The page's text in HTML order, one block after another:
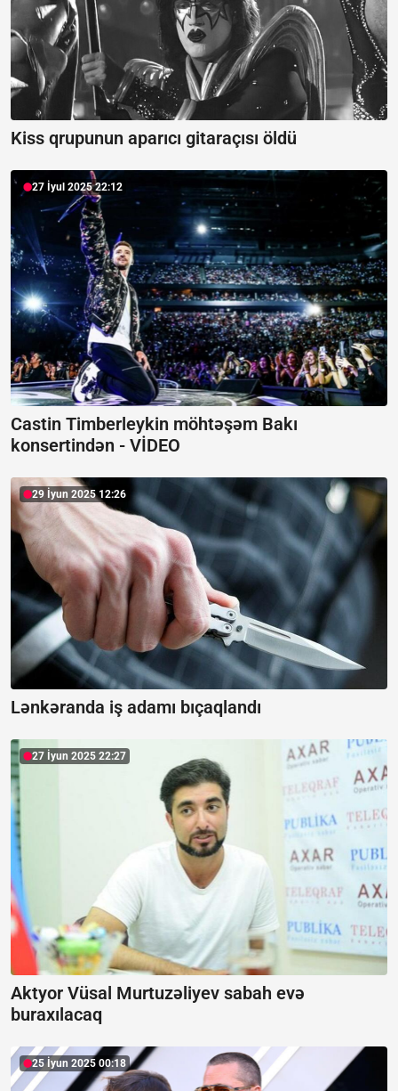
Kiss qrupunun aparıcı gitaraçısı öldü
27 İyul 2025 22:12
Castin Timberleykin möhtəşəm Bakı
konsertindən - VİDEO
29 İyun 2025 12:26
Lənkəranda iş adamı bıçaqlandı
27 İyun 2025 22:27
Aktyor Vüsal Murtuzəliyev sabah evə
buraxılacaq
25 İyun 2025 00:18